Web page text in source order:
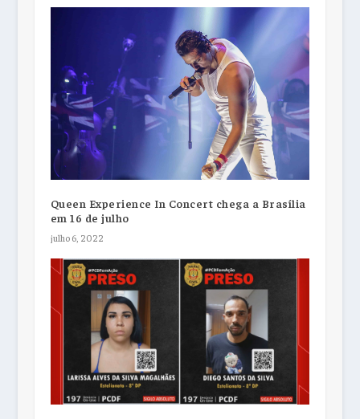
Queen Experience In Concert chega a Brasília
em 16 de julho
julho 6, 2022